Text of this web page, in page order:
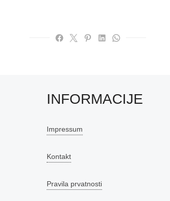
INFORMACIJE
Impressum
Kontakt
Pravila prvatnosti